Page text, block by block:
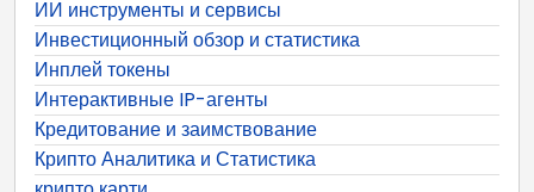
ИИ инструменты и сервисы
Инвестиционный обзор и статистика
Инплей токены
Интерактивные IP-агенты
Кредитование и заимствование
Крипто Аналитика и Статистика